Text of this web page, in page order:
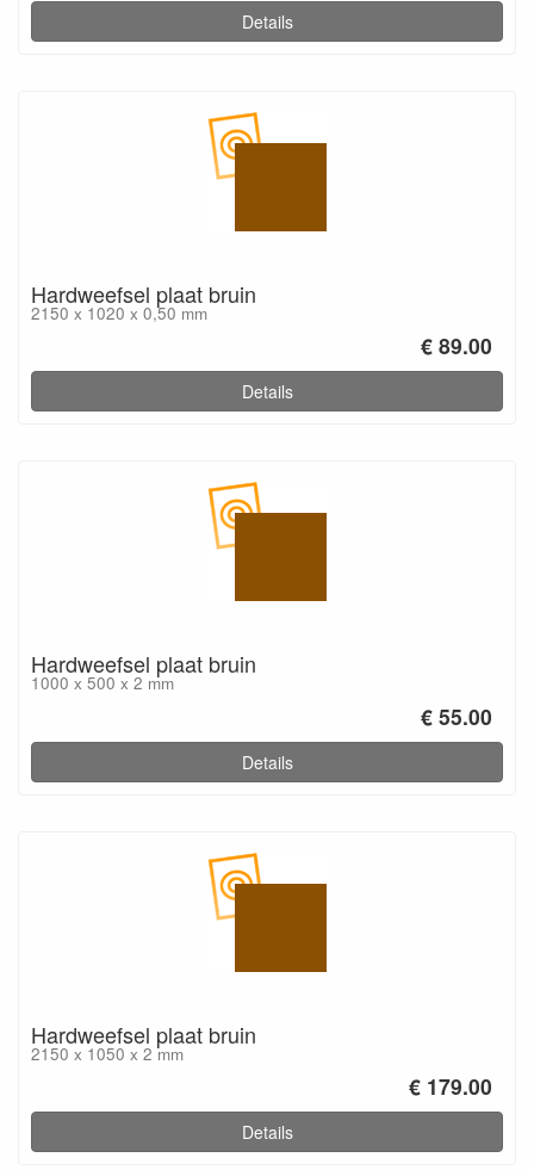
Details
Hardweefsel plaat bruin
2150 x 1020 x 0,50 mm
€ 89.00
Details
Hardweefsel plaat bruin
1000 x 500 x 2 mm
€ 55.00
Details
Hardweefsel plaat bruin
2150 x 1050 x 2 mm
€ 179.00
Details